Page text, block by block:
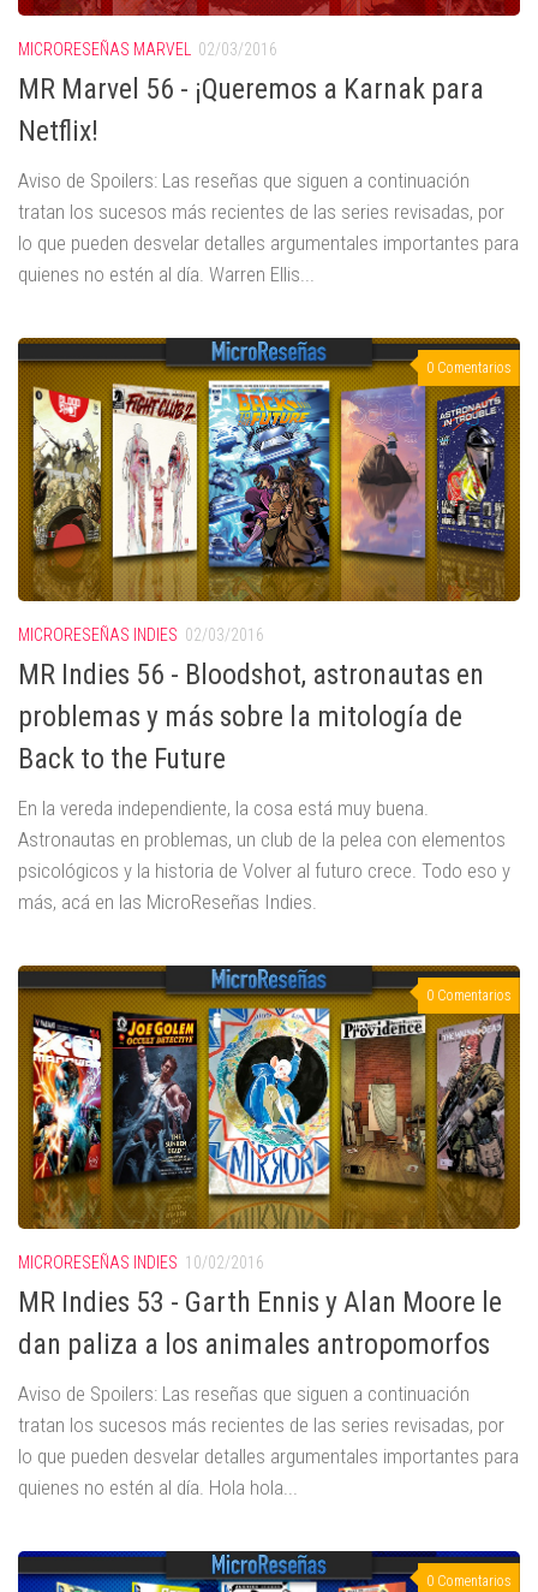
MICRORESEÑAS MARVEL 02/03/2016
MR Marvel 56 - ¡Queremos a Karnak para
Netflix!
Aviso de Spoilers: Las reseñas que siguen a continuación
tratan los sucesos más recientes de las series revisadas, por
lo que pueden desvelar detalles argumentales importantes para
quienes no estén al día. Warren Ellis...
0 Comentarios
MICRORESEÑAS INDIES 02/03/2016
MR Indies 56 - Bloodshot, astronautas en
problemas y más sobre la mitología de
Back to the Future
En la vereda independiente, la cosa está muy buena.
Astronautas en problemas, un club de la pelea con elementos
psicológicos y la historia de Volver al futuro crece. Todo eso y
más, acá en las MicroReseñas Indies.
0 Comentarios
MICRORESEÑAS INDIES 10/02/2016
MR Indies 53 - Garth Ennis y Alan Moore le
dan paliza a los animales antropomorfos
Aviso de Spoilers: Las reseñas que siguen a continuación
tratan los sucesos más recientes de las series revisadas, por
lo que pueden desvelar detalles argumentales importantes para
quienes no estén al día. Hola hola...
0 Comentarios